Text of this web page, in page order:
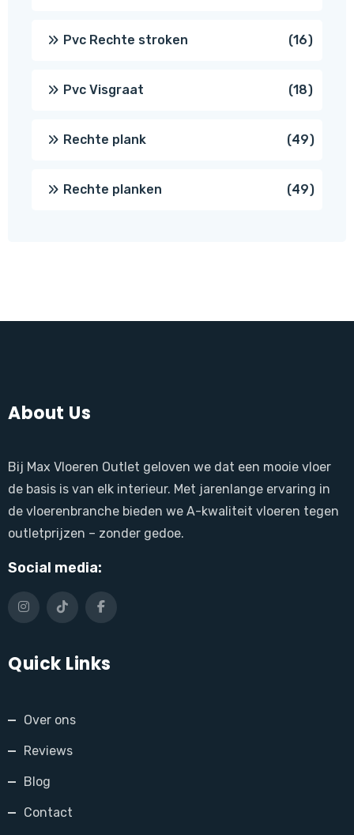
Pvc Rechte stroken 1616
Pvc Visgraat 1818
Rechte plank 4949
Rechte planken 4949
About Us
Bij Max Vloeren Outlet geloven we dat een mooie vloer
de basis is van elk interieur. Met jarenlange ervaring in
de vloerenbranche bieden we A-kwaliteit vloeren tegen
outletprijzen – zonder gedoe.
Social media:
Quick Links
Over ons
Reviews
Blog
Contact